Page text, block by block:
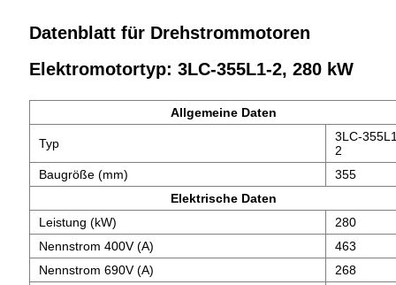
Datenblatt für Drehstrommotoren
Elektromotortyp: 3LC-355L1-2, 280 kW
Allgemeine Daten
Typ
3LC-
2
Baugröße (mm)
355
Elektrische Daten
Leistung (kW)
280
Nennstrom 400V (A)
463
Nennstrom 690V (A)
268